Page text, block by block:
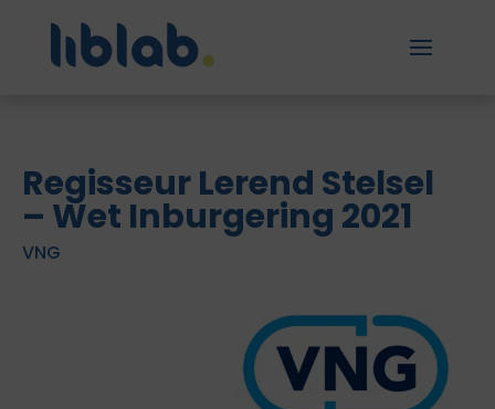
Regisseur Lerend Stelsel
– Wet Inburgering 2021
VNG